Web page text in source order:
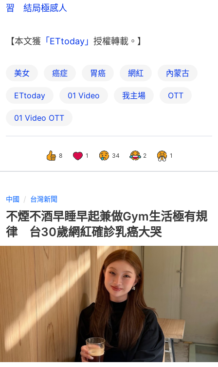
習 結局極感人
【本文獲 「ETtoday」 授權轉載。】
美女 癌症 胃癌 網紅 內蒙古
ETtoday 01 Video 我主場 OTT
01‌ ‌Video‌ ‌OTT
8 1 34 2 1
中國 台灣新聞
不煙不酒早睡早起兼做Gym生活極有規
律 台30歲網紅確診乳癌大哭